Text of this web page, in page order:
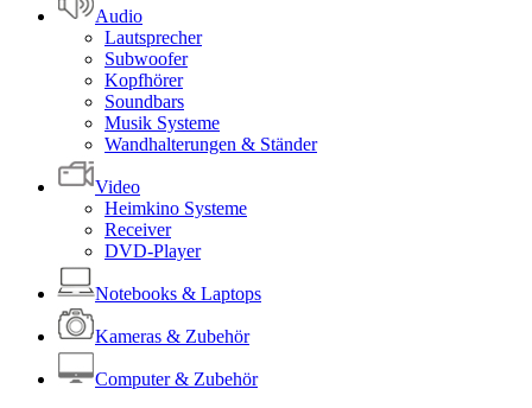
Audio
Lautsprecher
Subwoofer
Kopfhörer
Soundbars
Musik Systeme
Wandhalterungen & Ständer
Video
Heimkino Systeme
Receiver
DVD-Player
Notebooks & Laptops
Kameras & Zubehör
Computer & Zubehör